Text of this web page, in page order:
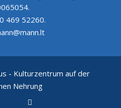
469 52260.
- Kulturzentrum auf der
Nehrung